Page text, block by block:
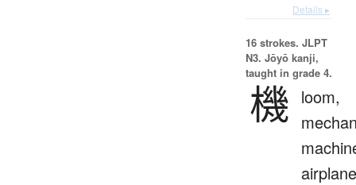
Details ▸
16 strokes. JLPT
N3. Jōyō kanji,
taught in grade 4.
機 loom,